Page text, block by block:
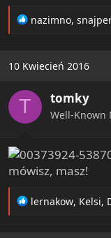
R
t
o
s
nazimno,
10 Kwiecień 2016
T tomky
Well-Known
mówisz, masz!
R
lernakow, Kelsi,